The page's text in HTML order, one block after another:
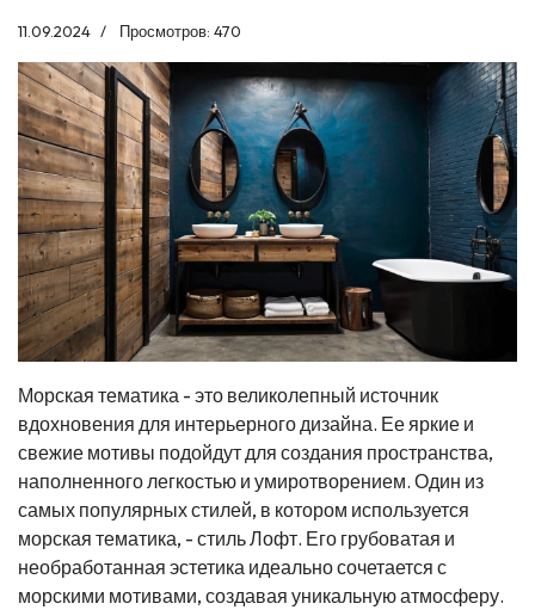
11.09.2024 Просмотров: 470
Морская тематика - это великолепный источник
вдохновения для интерьерного дизайна. Ее яркие и
свежие мотивы подойдут для создания пространства,
наполненного легкостью и умиротворением. Один из
самых популярных стилей, в котором используется
морская тематика, - стиль Лофт. Его грубоватая и
необработанная эстетика идеально сочетается с
морскими мотивами, создавая уникальную атмосферу.